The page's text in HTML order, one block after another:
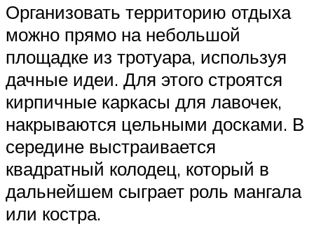
Организовать территорию отдыха
можно прямо на небольшой
площадке из тротуара, используя
дачные идеи. Для этого строятся
кирпичные каркасы для лавочек,
накрываются цельными досками. В
середине выстраивается
квадратный колодец, который в
дальнейшем сыграет роль мангала
или костра.